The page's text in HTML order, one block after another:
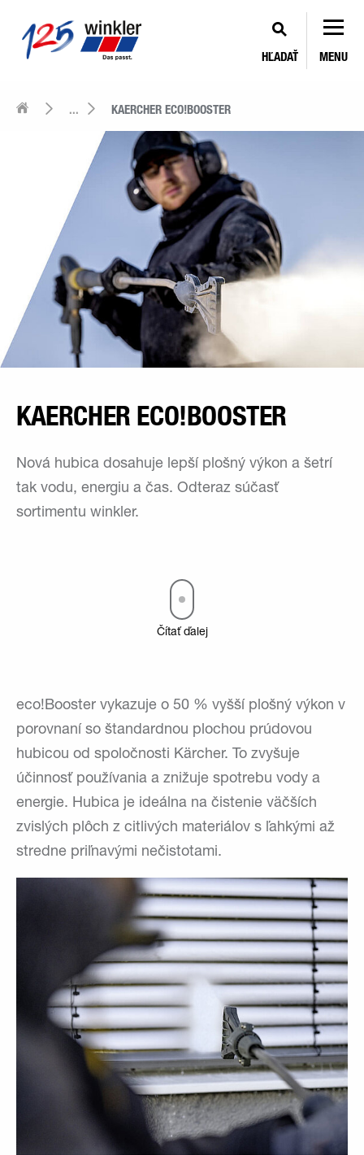
HĽADAŤ MENU
... KAERCHER ECO!BOOSTER
KAERCHER ECO!BOOSTER
Nová hubica dosahuje lepší plošný výkon a šetrí
tak vodu, energiu a čas. Odteraz súčasť
sortimentu winkler.
Čítať ďalej
eco!Booster vykazuje o 50 % vyšší plošný výkon v
porovnaní so štandardnou plochou prúdovou
hubicou od spoločnosti Kärcher. To zvyšuje
účinnosť používania a znižuje spotrebu vody a
energie. Hubica je ideálna na čistenie väčších
zvislých plôch z citlivých materiálov s ľahkými až
stredne priľnavými nečistotami.